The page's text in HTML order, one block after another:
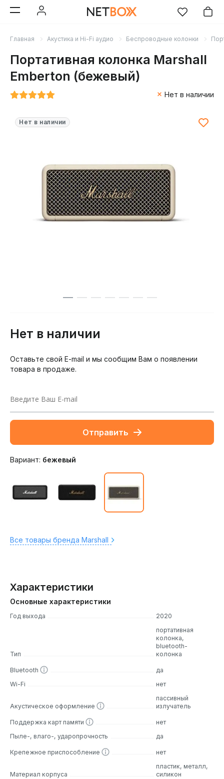
Главная Акустика и Hi-Fi аудио Беспроводные колонки
Портативная колонка Marshall
Emberton (бежевый)
Нет в наличии
Нет в наличии
Нет в наличии
Оставьте свой E-mail и мы сообщим Вам о появлении
товара в продаже.
Отправить
Вариант: бежевый
Все товары бренда Marshall
Характеристики
Основные характеристики
Год выхода 2020
Тип
портативная
колонка,
bluetooth-
колонка
Bluetooth
да
Wi-Fi
нет
Акустическое оформление
пассивный
излучатель
Поддержка карт памяти
нет
Пыле-, влаго-, ударопрочность
да
Крепежное приспособление нет
Материал корпуса
пластик, металл,
силикон